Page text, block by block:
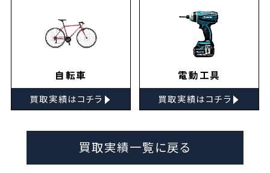
自転車
買取実績はコチラ ▸
電動工具
買取実績はコチラ ▸
買取実績一覧に戻る